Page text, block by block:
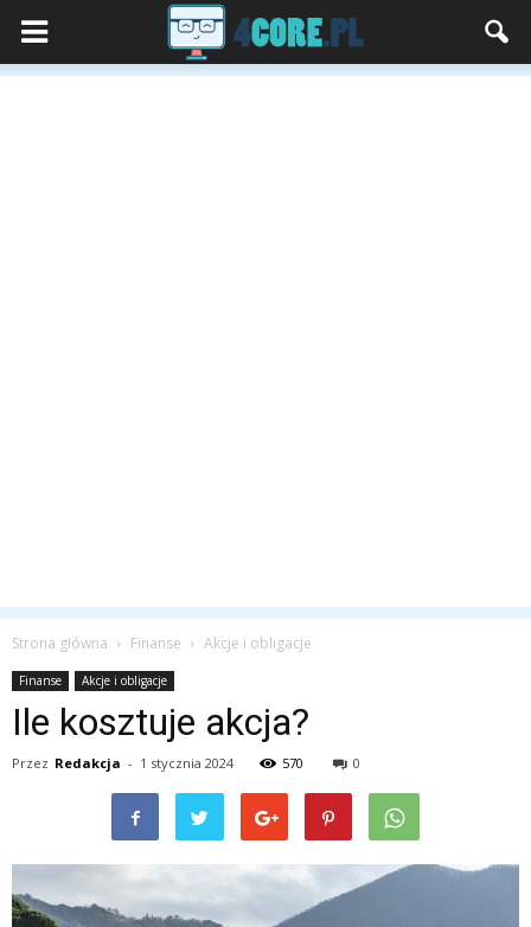
Strona główna Finanse Akcje i obligacje
Finanse Akcje i obligacje
Ile kosztuje akcja?
Przez Redakcja - 1 stycznia 2024 570 0